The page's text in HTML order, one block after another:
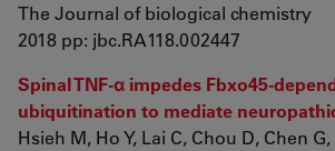
The Journal of biological chemistry
2018 pp: jbc.RA118.002447
Spinal TNF-α impedes Fbxo45-
ubiquitination to mediate
Hsieh M, Ho Y, Lai C, Chou D, Chen G,